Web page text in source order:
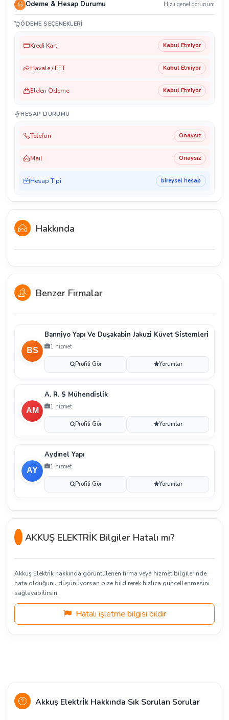
Ödeme & Hesap Durumu Hızlı genel görünüm
ÖDEME SEÇENEKLERI
Kredi Kartı Kabul Etmiyor
Havale / EFT Kabul Etmiyor
Elden Ödeme Kabul Etmiyor
HESAP DURUMU
Telefon Onaysız
Mail Onaysız
Hesap Tipi bireysel hesap
Hakkında
Benzer Firmalar
Banni̇yo Yapı Ve Duşakabi̇n Jakuzi̇ Küvet Si̇stemleri̇
1 hizmet
Profili Gör Yorumlar
A. R. S Mühendi̇sli̇k
1 hizmet
Profili Gör Yorumlar
Aydınel Yapı
1 hizmet
Profili Gör Yorumlar
AKKUŞ ELEKTRİK Bilgiler Hatalı mı?
Akkuş Elektri̇k hakkında görüntülenen firma veya hizmet bilgilerinde
hata olduğunu düşünüyorsan bize bildirerek hızlıca güncellenmesini
sağlayabilirsin.
Hatalı işletme bilgisi bildir
Akkuş Elektri̇k Hakkında Sık Sorulan Sorular